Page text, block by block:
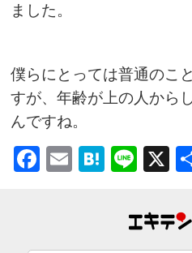
ました。
僕らにとっては普通のこ
すが、年齢が上の人から
んですね。
Facebook
EmailHatena
Line
X